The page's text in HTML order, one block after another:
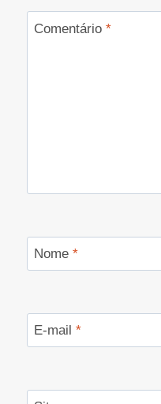
Comentário *
Nome *
E-mail *